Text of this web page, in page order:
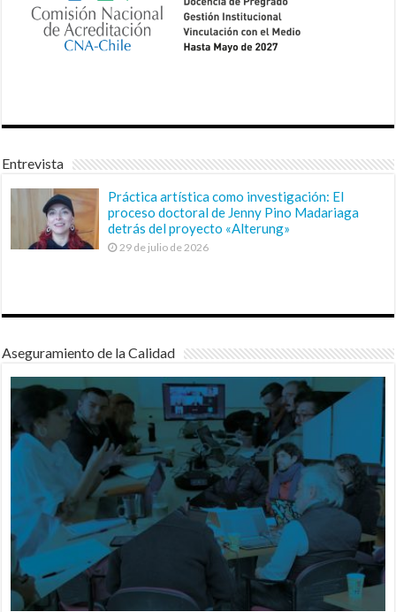
Entrevista
Práctica artística como investigación: El
proceso doctoral de Jenny Pino Madariaga
detrás del proyecto «Alterung»
29 de julio de 2026
Aseguramiento de la Calidad